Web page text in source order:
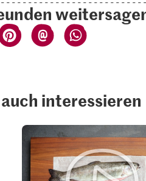
interessieren